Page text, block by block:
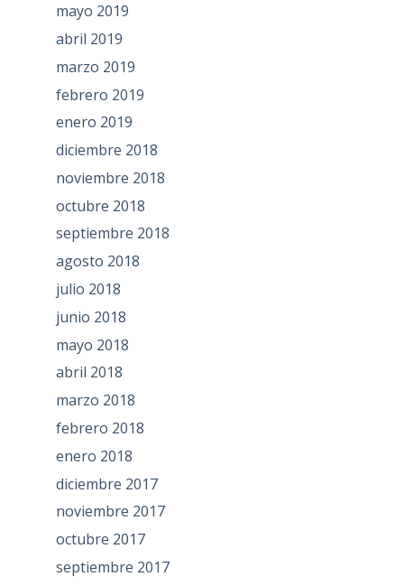
mayo 2019
abril 2019
marzo 2019
febrero 2019
enero 2019
diciembre 2018
noviembre 2018
octubre 2018
septiembre 2018
agosto 2018
julio 2018
junio 2018
mayo 2018
abril 2018
marzo 2018
febrero 2018
enero 2018
diciembre 2017
noviembre 2017
octubre 2017
septiembre 2017